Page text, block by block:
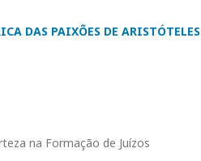
DAS PAIXÕES DE ARISTÓTELES
na Formação de Juízos